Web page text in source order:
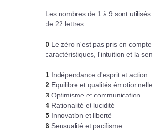
Les nombres de 1 à 9 sont
de 22 lettres.
0 Le zéro n'est pas pris en
caractéristiques, l'intuition et la
1 Indépendance d'esprit et action
2 Equilibre et qualités
3 Optimisme et communication
4 Rationalité et lucidité
5 Innovation et liberté
6 Sensualité et pacifisme